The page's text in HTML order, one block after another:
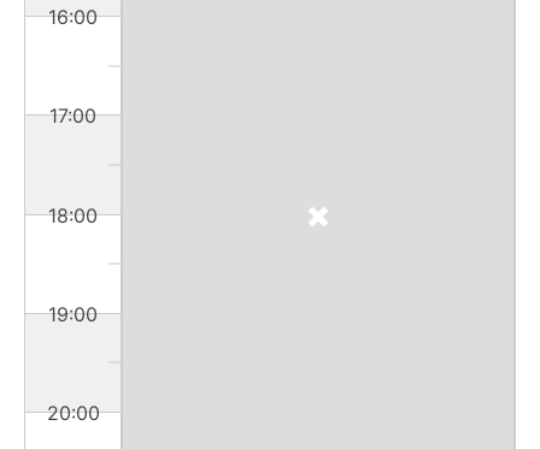
16:00
17:00
18:00
19:00
20:00